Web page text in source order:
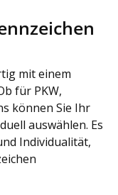
mit einem
für PKW,
können Sie Ihr
auswählen. Es
Individualität,